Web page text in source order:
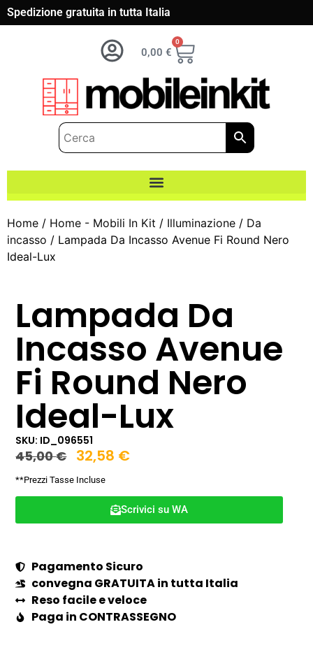
Spedizione gratuita in tutta Italia
0,00 €
0
Home / Home - Mobili In Kit / Illuminazione / Da
incasso / Lampada Da Incasso Avenue Fi Round Nero
Ideal-Lux
Lampada Da
Incasso Avenue
Fi Round Nero
Ideal-Lux
SKU: ID_096551
45,00€ 32,58 €
**Prezzi Tasse Incluse
Scrivici su WA
Pagamento Sicuro
convegna GRATUITA in tutta Italia
Reso facile e veloce
Paga in CONTRASSEGNO